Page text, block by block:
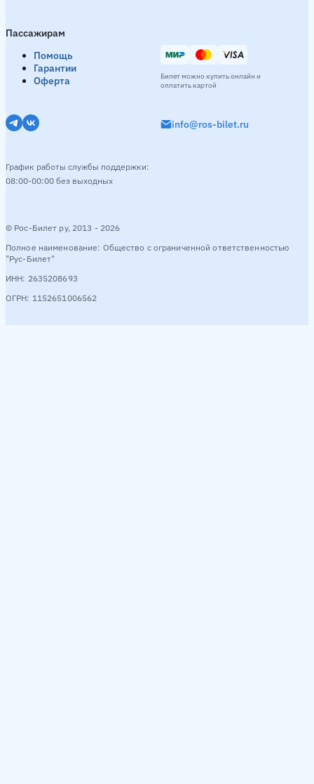
Пассажирам
Помощь
Гарантии
Оферта
© Рос-Билет ру, 2013 - 2026
Полное наименование: Общество с ограниченной ответственностью
"Рус-Билет"
ИНН: 2635208693
ОГРН: 1152651006562
info@ros-bilet.ru
График работы службы поддержки:
08:00-00:00 без выходных
Билет можно купить онлайн и
оплатить картой